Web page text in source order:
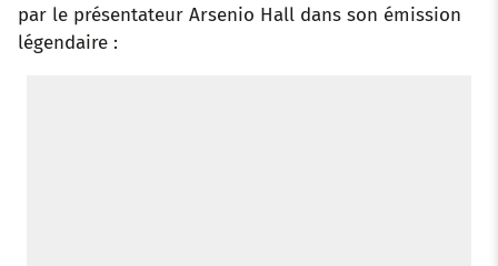
par le présentateur Arsenio Hall dans son émission
légendaire :